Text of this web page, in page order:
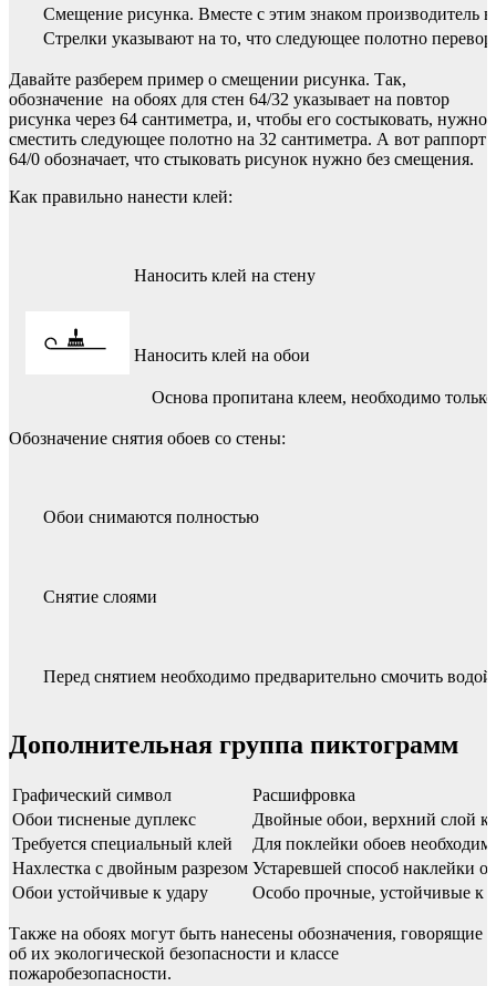
Смещение рисунка. Вместе с этим знаком производитель
Стрелки указывают на то, что следующее полотно
Давайте разберем пример о смещении рисунка. Так,
обозначение на обоях для стен 64/32 указывает на повтор
рисунка через 64 сантиметра, и, чтобы его состыковать, нужно
сместить следующее полотно на 32 сантиметра. А вот раппорт
64/0 обозначает, что стыковать рисунок нужно без смещения.
Как правильно нанести клей:
Наносить клей на стену
Наносить клей на обои
Основа пропитана клеем, необходимо
Обозначение снятия обоев со стены:
Обои снимаются полностью
Снятие слоями
Перед снятием необходимо предварительно смочить водой
Дополнительная группа пиктограмм
Графический символ
Расшифровка
Обои тисненые дуплекс
Двойные обои, верхний слой
Требуется специальный клей
Для поклейки обоев
Нахлестка с двойным разрезом Устаревшей способ наклейки
Обои устойчивые к удару
Особо прочные, устойчивые к
Также на обоях могут быть нанесены обозначения, говорящие
об их экологической безопасности и классе
пожаробезопасности.